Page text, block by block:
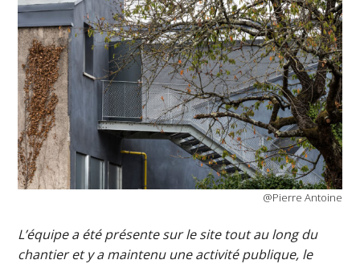
@Pierre Antoine
L’équipe a été présente sur le site tout au long du
chantier et y a maintenu une activité publique, le